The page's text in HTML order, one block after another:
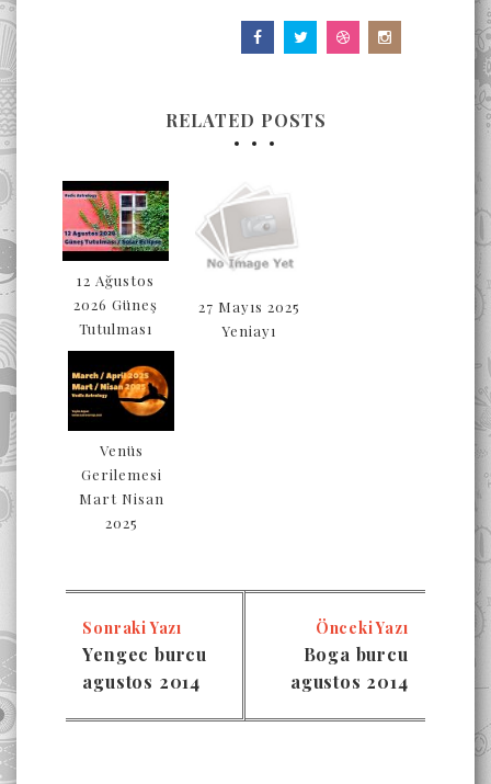
RELATED POSTS
12 Ağustos
2026 Güneş
Tutulması
27 Mayıs 2025
Yeniayı
Venüs
Gerilemesi
Mart Nisan
2025
Sonraki Yazı
Yengec burcu
agustos 2014
Önceki Yazı
Boga burcu
agustos 2014